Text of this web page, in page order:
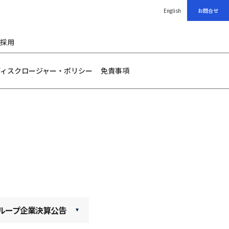
English お問合せ
採用
スクロージャー・ポリシー 免責事項
ープ企業決算公告